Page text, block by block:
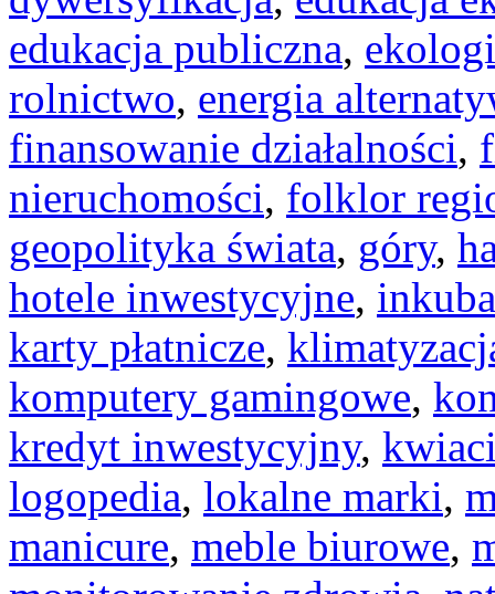
edukacja publiczna,
rolnictwo, energia
finansowanie działalności,
nieruchomości, folklor
geopolityka świata, góry,
hotele inwestycyjne,
karty płatnicze,
komputery gamingowe,
kredyt inwestycyjny,
logopedia, lokalne marki,
manicure, meble biurowe,